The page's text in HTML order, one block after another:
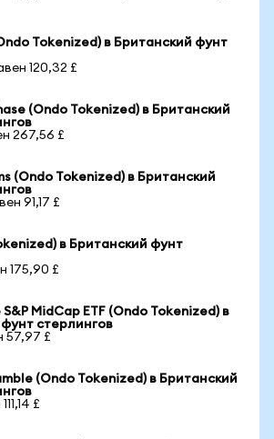
Tokenized) в Британский фунт
120,32 £
(Ondo Tokenized) в Британский
267,56 £
(Ondo Tokenized) в Британский
91,17 £
в Британский фунт
175,90 £
MidCap ETF (Ondo Tokenized) в
стерлингов
57,97 £
(Ondo Tokenized) в Британский
£